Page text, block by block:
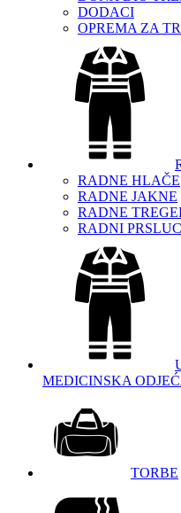
DODACI
OPREMA ZA
RADNE HLAČE
RADNE JAKNE
RADNE
RADNI
MEDICINSKA
TORBE